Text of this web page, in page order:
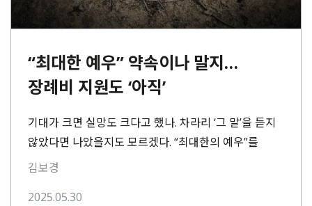
“최대한 예우” 약속이나 말지…
장례비 지원도 ‘아직’
기대가 크면 실망도 크다고 했나. 차라리 ‘그 말’을 듣지
않았다면 나았을지도 모르겠다. “최대한의 예우”를
해주겠다던 말. “(김광열) 영덕군수가 장례식장에
김보경
2025.05.30